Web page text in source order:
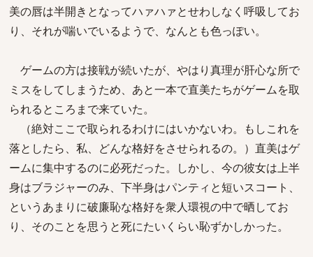
美の唇は半開きとなってハァハァとせわしなく呼吸してお
り、それが喘いでいるようで、なんとも色っぽい。
ゲームの方は接戦が続いたが、やはり真理が肝心な所で
ミスをしてしまうため、あと一本で直美たちがゲームを取
られるところまで来ていた。
（絶対ここで取られるわけにはいかないわ。もしこれを
落としたら、私、どんな格好をさせられるの。）直美はゲ
ームに集中するのに必死だった。しかし、今の彼女は上半
身はブラジャーのみ、下半身はパンティと短いスコート、
というあまりに破廉恥な格好を衆人環視の中で晒してお
り、そのことを思うと死にたいくらい恥ずかしかった。